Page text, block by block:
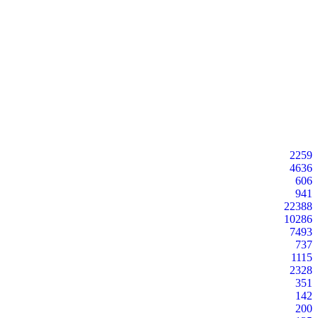
2259
4636
606
941
22388
10286
7493
737
1115
2328
351
142
200